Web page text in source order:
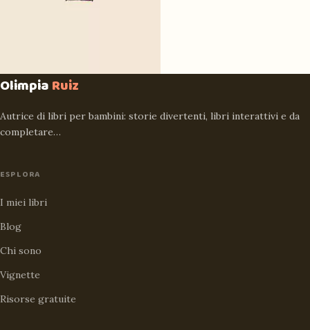
OlimpiaRuiz
Autrice di libri per bambini: storie divertenti, libri interattivi e da
completare…
ESPLORA
I miei libri
Blog
Chi sono
Vignette
Risorse gratuite